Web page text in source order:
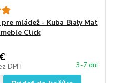
mládež - Kuba Biały Mat
Click
DPH 3-7 dni